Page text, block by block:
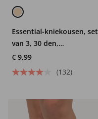
Essential-kniekousen, set
van 3, 30 den,
comfortabele boorden
€ 9,99
(132)